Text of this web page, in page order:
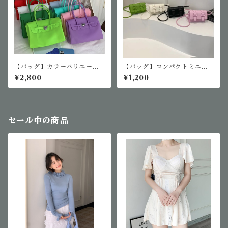
【バッグ】カラーバリエーシ
ョンジェリーバッグ
¥2,800
【バッグ】コンパクトミニシ
ョルダー
¥1,200
セール中の商品